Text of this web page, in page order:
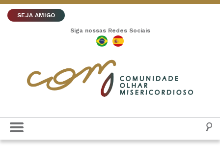
SEJA AMIGO
Siga nossas Redes Sociais